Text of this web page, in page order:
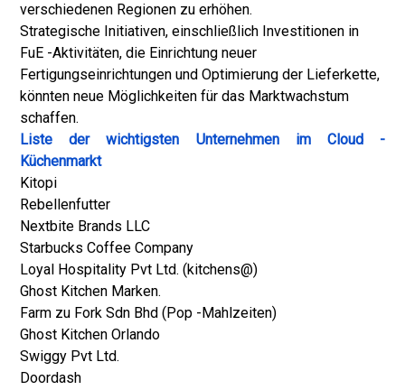
verschiedenen Regionen zu erhöhen.
Strategische Initiativen, einschließlich Investitionen in
FuE -Aktivitäten, die Einrichtung neuer
Fertigungseinrichtungen und Optimierung der Lieferkette,
könnten neue Möglichkeiten für das Marktwachstum
schaffen.
Liste der wichtigsten Unternehmen im Cloud -
Küchenmarkt
Kitopi
Rebellenfutter
Nextbite Brands LLC
Starbucks Coffee Company
Loyal Hospitality Pvt Ltd. (kitchens@)
Ghost Kitchen Marken.
Farm zu Fork Sdn Bhd (Pop -Mahlzeiten)
Ghost Kitchen Orlando
Swiggy Pvt Ltd.
Doordash